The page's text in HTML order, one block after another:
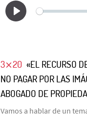
3⨯20 «EL RECURSO
NO PAGAR POR LAS
ABOGADO DE
Vamos a hablar de un